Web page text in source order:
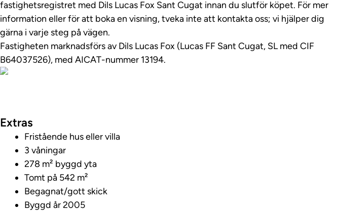
fastighetsregistret med Dils Lucas Fox Sant Cugat innan du slutför köpet. För mer
information eller för att boka en visning, tveka inte att kontakta oss; vi hjälper dig
gärna i varje steg på vägen.
Fastigheten marknadsförs av Dils Lucas Fox (Lucas FF Sant Cugat, SL med CIF
B64037526), ​​​​med AICAT-nummer 13194.
Extras
Fristående hus eller villa
3 våningar
278 m² byggd yta
Tomt på 542 m²
Begagnat/gott skick
Byggd år 2005